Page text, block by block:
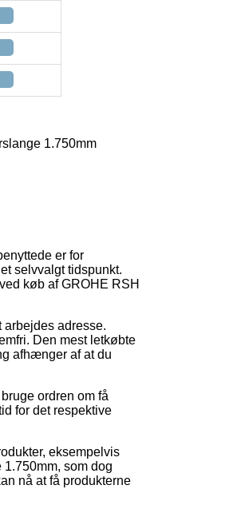
1.750mm
er for
selvvalgt tidspunkt.
køb af GROHE RSH
adresse.
Den mest letkøbte
afhænger af at du
ordren om få
for det respektive
eksempelvis
som dog
nå at få produkterne